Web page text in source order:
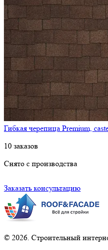
Гибкая черепица Premium,
10 заказов
Снято с производства
Заказать консультацию
© 2026. Строительный